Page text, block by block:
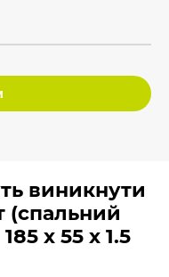
виникнути
(спальний
х 55 х 1.5